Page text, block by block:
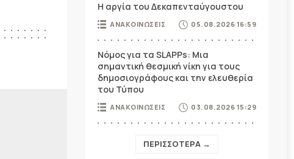
Η αργία του Δεκαπενταύγουστου
ΑΝΑΚΟΙΝΩΣΕΙΣ 05.08.2026 16:59
Νόμος για τα SLAPPs: Μια
σημαντική θεσμική νίκη για τους
δημοσιογράφους και την ελευθερία
του Τύπου
ΑΝΑΚΟΙΝΩΣΕΙΣ 03.08.2026 15:29
ΠΕΡΙΣΣΟΤΕΡΑ →